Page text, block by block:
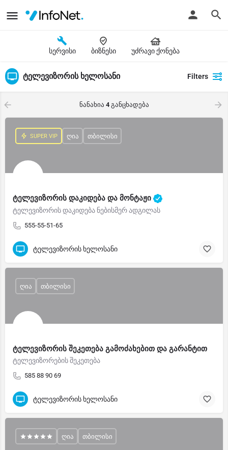
სერვისი ბიზნესი უძრავი ქონება
ტელევიზორის ხელოსანი Filters
ნანახია 4განცხადება
ტელევიზორის დაკიდება და მონტაჟი
ტელევიზორის დაკიდება ნებისმერ ადგილას
555-55-51-65
ღია თბილისი
ტელევიზორის ხელოსანი
ტელევიზორის შეკეთება გამოძახებით და გარანტით
ტელევიზორების შეკეთება
585 88 90 69
ღია თბილისი
ტელევიზორის ხელოსანი
ღია თბილისი